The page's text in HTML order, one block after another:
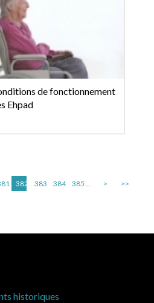
de fonctionnement
Ehpad
382 383 384 385... > >>
Cabines de plage : le juge admet